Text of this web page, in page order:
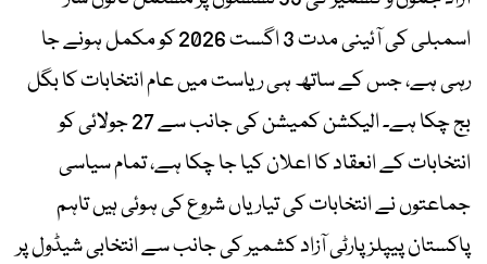
اسمبلی کی آئینی مدت 3 اگست 2026 کو مکمل ہونے جا
رہی ہے، جس کے ساتھ ہی ریاست میں عام انتخابات کا بگل
بج چکا ہے۔ الیکشن کمیشن کی جانب سے 27 جولائی کو
انتخابات کے انعقاد کا اعلان کیا جا چکا ہے، تمام سیاسی
جماعتوں نے انتخابات کی تیاریاں شروع کی ہوئی ہیں تاہم
پاکستان پیپلز پارٹی آزاد کشمیر کی جانب سے انتخابی شیڈول پر